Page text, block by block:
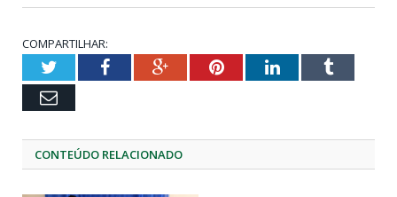
COMPARTILHAR:
TwitterFacebookGoogle+PinterestLinkedInTumblr
Email
CONTEÚDO RELACIONADO